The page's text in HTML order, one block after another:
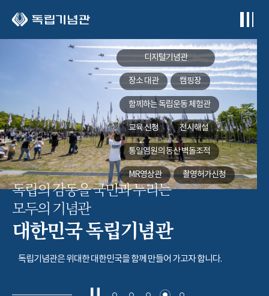
디지털기념관
장소 대관 캠핑장
함께하는독립운동 체험관
교육 신청 전시해설
통일염원의 동산벽돌조적
MR영상관 촬영허가신청
독립의 감동을 국민과 누리는
모두의 기념관
대한민국 독립기념관
독립기념관은 위대한 대한민국을 함께 만들어 가고자 합니다.